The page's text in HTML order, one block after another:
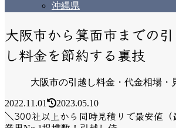
沖縄県
大阪市から箕面市までの
し料金を節約する裏技
大阪市の引越し料金・代金相場・
2022.11.01 2023.05.10
＼300社以上から同時見積りで最安値